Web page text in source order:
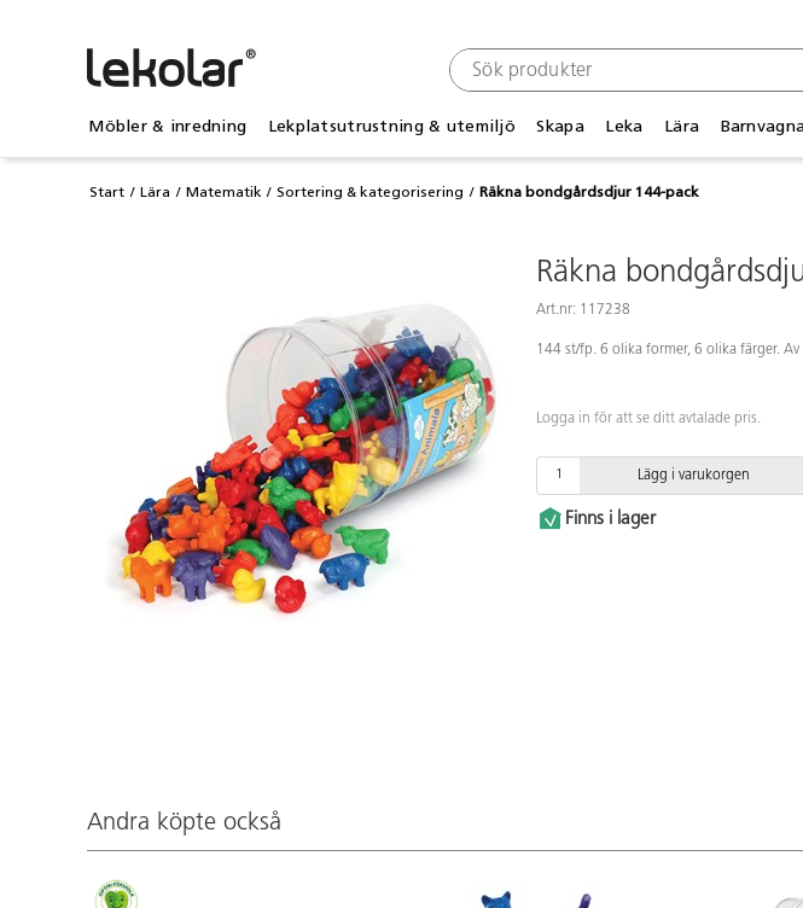
Möbler & inredning Lekplatsutrustning & utemiljö Skapa Leka Lära
Start Lära Matematik Sortering & kategorisering Räkna bondgårdsdjur 144-pack
Räkna
Art.nr: 117238
144 st/fp. 6 olika former, 6 olika färger.
Logga in för att se ditt avtalade pris.
Lägg i varukorgen
Finns i lager
Andra köpte också